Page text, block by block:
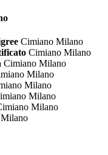
Cimiano Milano
Cimiano Milano
Cimiano Milano
Milano
Milano
Milano
Milano